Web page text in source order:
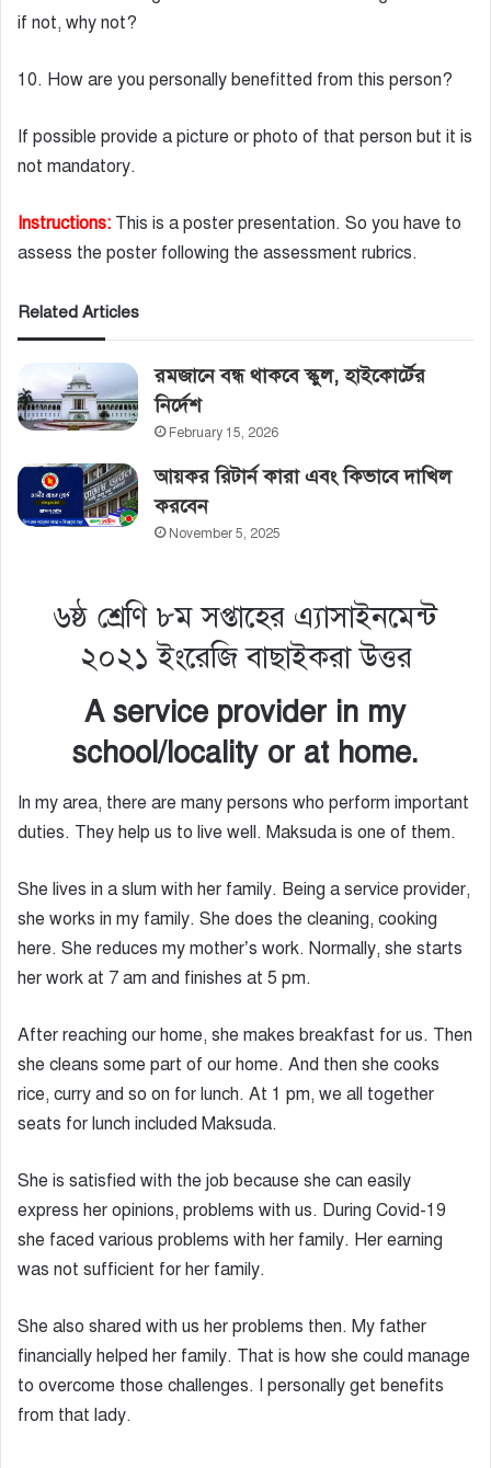
if not, why not?
10. How are you personally benefitted from this person?
If possible provide a picture or photo of that person but it is
not mandatory.
Instructions: This is a poster presentation. So you have to
assess the poster following the assessment rubrics.
Related Articles
রমজানে বন্ধ থাকবে স্কুল, হাইকোর্টের‌
নির্দেশ
February 15, 2026
আয়কর রিটার্ন কারা এবং কিভাবে দাখিল
করবেন
November 5, 2025
৬ষ্ঠ শ্রেণি ৮ম সপ্তাহের এ্যাসাইনমেন্ট
২০২১ ইংরেজি বাছাইকরা উত্তর
A service provider in my
school/locality or at home.
In my area, there are many persons who perform important
duties. They help us to live well. Maksuda is one of them.
She lives in a slum with her family. Being a service provider,
she works in my family. She does the cleaning, cooking
here. She reduces my mother’s work. Normally, she starts
her work at 7 am and finishes at 5 pm.
After reaching our home, she makes breakfast for us. Then
she cleans some part of our home. And then she cooks
rice, curry and so on for lunch. At 1 pm, we all together
seats for lunch included Maksuda.
She is satisfied with the job because she can easily
express her opinions, problems with us. During Covid-19
she faced various problems with her family. Her earning
was not sufficient for her family.
She also shared with us her problems then. My father
financially helped her family. That is how she could manage
to overcome those challenges. I personally get benefits
from that lady.